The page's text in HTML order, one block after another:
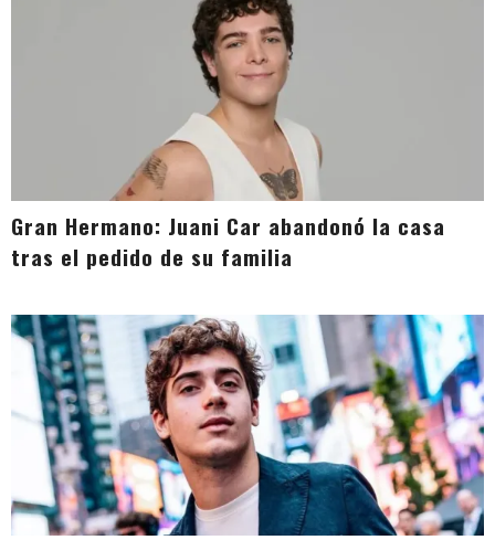
Gran Hermano: Juani Car abandonó la casa
tras el pedido de su familia